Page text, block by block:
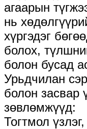
агаарын
нь
хүргэдэг
болох,
болон бусад
Урьдчилан
болон засвар
зөвлөмжүүд:
Тогтмол